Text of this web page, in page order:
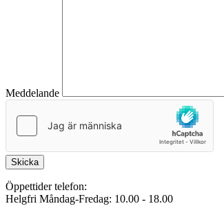
Meddelande
Skicka
Öppettider telefon:
Helgfri Måndag-Fredag: 10.00 - 18.00